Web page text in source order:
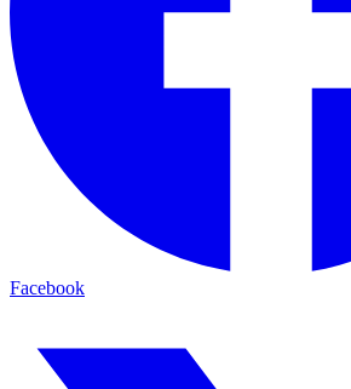
Facebook